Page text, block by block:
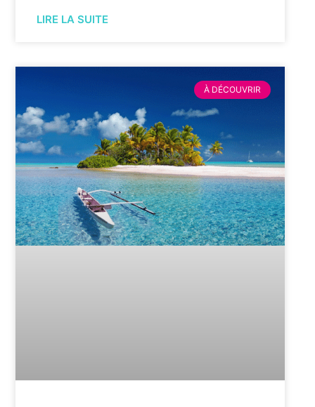
LIRE LA SUITE
À DÉCOUVRIR